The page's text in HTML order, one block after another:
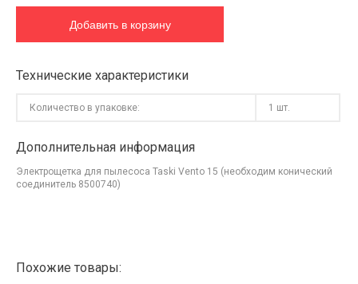
Технические характеристики
Количество в упаковке: 1 шт.
Дополнительная информация
Электрощетка для пылесоса Taski Vento 15 (необходим конический
соединитель 8500740)
Похожие товары: